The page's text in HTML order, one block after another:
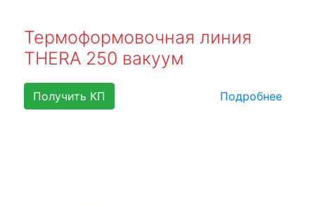
Термоформовочная линия
THERA 250 вакуум
Получить КП Подробнее